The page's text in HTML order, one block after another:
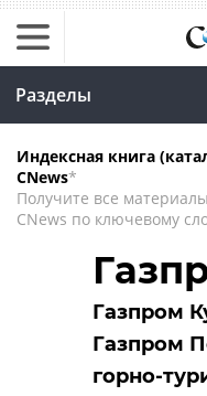
Разделы
Индексная книга
CNews*
Получите все материалы
CNews по ключевому
Газпром
Газпром
горно-